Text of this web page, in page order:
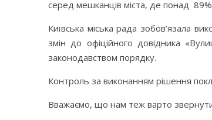
серед мешканців міста, де понад
Київська міська рада зобов’язала
змін до офіційного довідника
законодавством порядку.
Контроль за виконанням рішення
Вважаємо, що нам теж варто